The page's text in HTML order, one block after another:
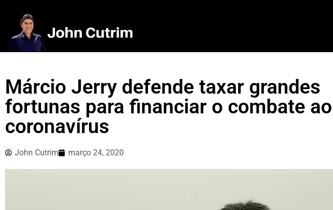
Márcio Jerry defende taxar grandes
fortunas para financiar o combate ao
coronavírus
John Cutrim março 24, 2020